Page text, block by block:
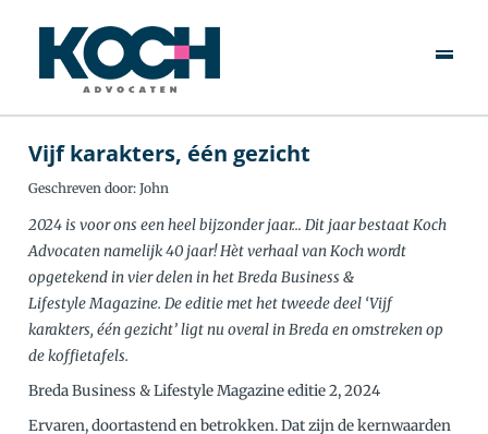
Over Ons
Specialisten
Rechtsgebieden
Werken Bij
Contact
Vijf karakters, één gezicht
Geschreven door: John
2024 is voor ons een heel bijzonder jaar… Dit jaar bestaat Koch
Advocaten namelijk 40 jaar! Hèt verhaal van Koch wordt
opgetekend in vier delen in het Breda Business &
Lifestyle Magazine. De editie met het tweede deel ‘Vijf
karakters, één gezicht’ ligt nu overal in Breda en omstreken op
de koffietafels.
Breda Business & Lifestyle Magazine editie 2, 2024
Ervaren, doortastend en betrokken. Dat zijn de kernwaarden